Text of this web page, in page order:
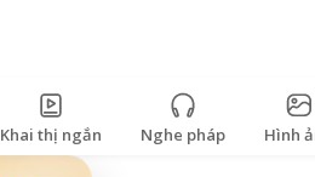
Khai thị ngắn Nghe pháp Hình